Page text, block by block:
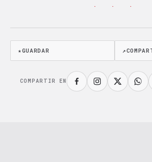
· · ·
★GUARDAR ↗
COMPARTIR EN